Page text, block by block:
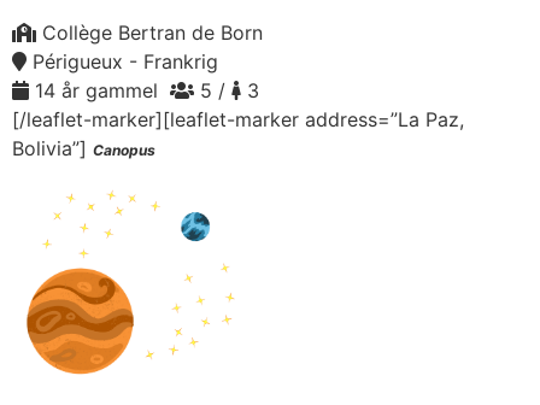
Collège Bertran de Born
Périgueux - Frankrig
14 år gammel
5 /
3
[/leaflet-marker][leaflet-marker address=”La Paz,
Bolivia”] Canopus